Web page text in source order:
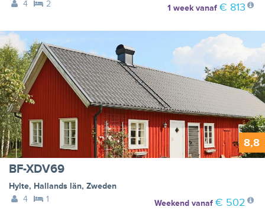
4 2 1 weekvanaf € 813
8,8
BF-XDV69
Hylte, Hallands län, Zweden
4
1 Weekendvanaf € 502